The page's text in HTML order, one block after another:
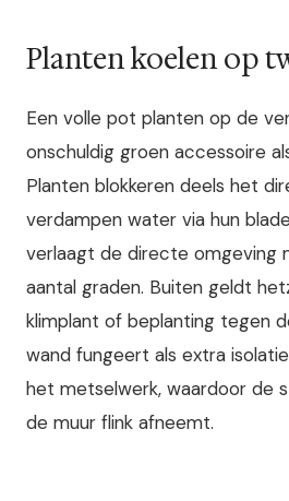
Planten koelen op
Een volle pot planten op de
onschuldig groen accessoire
Planten blokkeren deels het
verdampen water via hun
verlaagt de directe omgeving
aantal graden. Buiten geldt
klimplant of beplanting tegen
wand fungeert als extra
het metselwerk, waardoor de
de muur flink afneemt.